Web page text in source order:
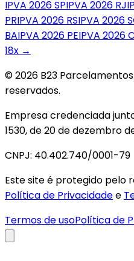
IPVA 2026SPIPVA 2026 RJ
PRIPVA 2026 RSIPVA 2026
BAIPVA 2026 PEIPVA 2026
18x →
© 2026 B23
reservados.
Empresa credenciada
1530, de 20 de dezembro
CNPJ: 40.402.740/0001-79
Este site é protegido pelo
Política de Privacidadee
Termos de usoPolítica de